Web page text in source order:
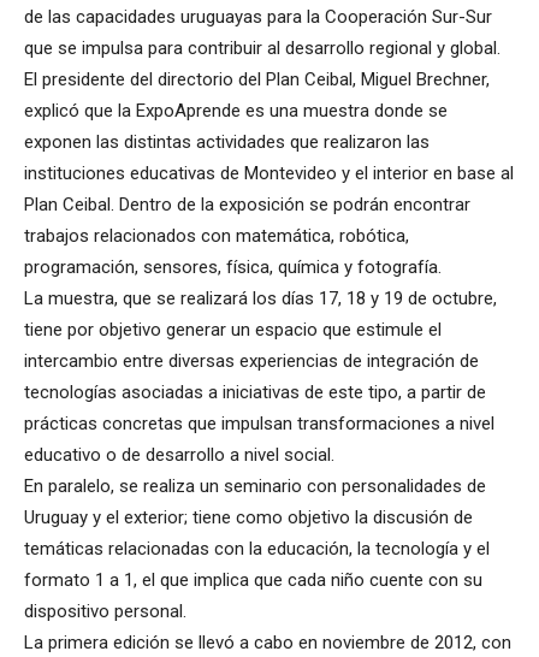
de las capacidades uruguayas para la Cooperación Sur-Sur
que se impulsa para contribuir al desarrollo regional y global.
El presidente del directorio del Plan Ceibal, Miguel Brechner,
explicó que la ExpoAprende es una muestra donde se
exponen las distintas actividades que realizaron las
instituciones educativas de Montevideo y el interior en base al
Plan Ceibal. Dentro de la exposición se podrán encontrar
trabajos relacionados con matemática, robótica,
programación, sensores, física, química y fotografía.
La muestra, que se realizará los días 17, 18 y 19 de octubre,
tiene por objetivo generar un espacio que estimule el
intercambio entre diversas experiencias de integración de
tecnologías asociadas a iniciativas de este tipo, a partir de
prácticas concretas que impulsan transformaciones a nivel
educativo o de desarrollo a nivel social.
En paralelo, se realiza un seminario con personalidades de
Uruguay y el exterior; tiene como objetivo la discusión de
temáticas relacionadas con la educación, la tecnología y el
formato 1 a 1, el que implica que cada niño cuente con su
dispositivo personal.
La primera edición se llevó a cabo en noviembre de 2012, con